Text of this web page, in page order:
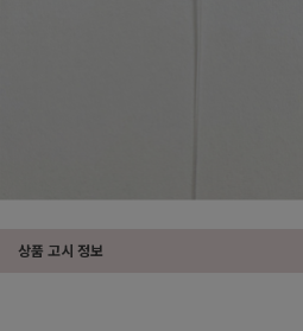
상품 고시 정보